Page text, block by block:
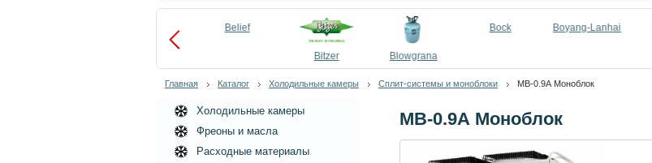
Belief
Bitzer Blowgrana
Bock Boyang-Lanhai
Главная Каталог Холодильные камеры Сплит-системы и моноблоки МВ-0.9А Моноблок
МВ-0.9А Моноблок
Холодильные камеры
Фреоны и масла
Расходные материалы